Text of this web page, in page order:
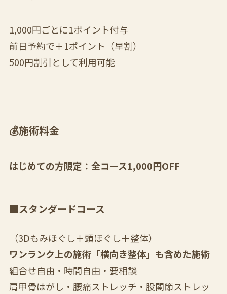
1,000円ごとに1ポイント付与
前日予約で＋1ポイント（早割）
500円割引として利用可能
💰施術料金
はじめての方限定：全コース1,000円OFF
■スタンダードコース
（3Dもみほぐし＋頭ほぐし＋整体）
ワンランク上の施術「横向き整体」も含めた施術
組合せ自由・時間自由・要相談
肩甲骨はがし・腰痛ストレッチ・股関節ストレッ